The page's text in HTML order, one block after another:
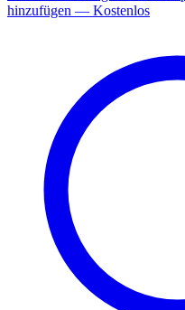
hinzufügen — Kostenlos